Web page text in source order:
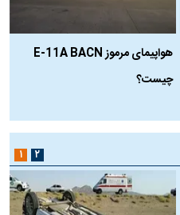
هواپیمای مرموز E-11A BACN
چیست؟
۱ ۲